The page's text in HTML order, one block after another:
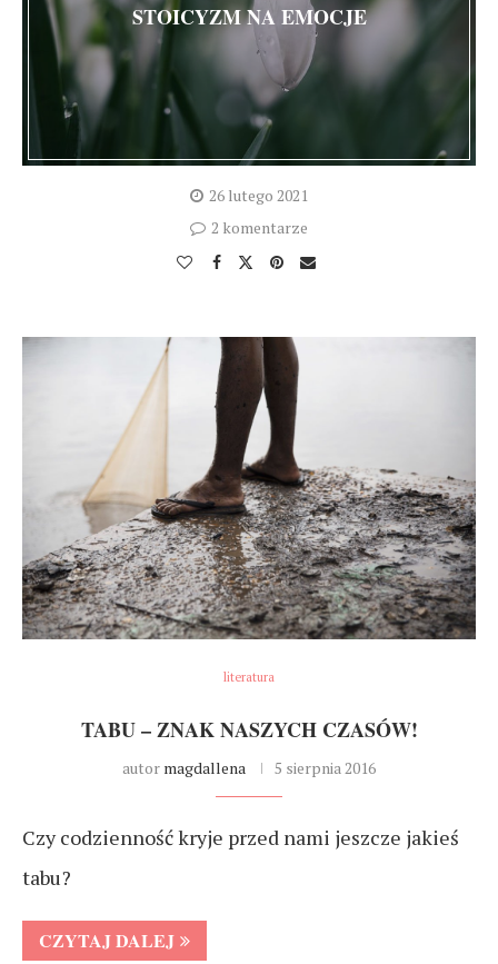
STOICYZM NA EMOCJE
26 lutego 2021
2 komentarze
literatura
TABU – ZNAK NASZYCH CZASÓW!
autor magdallena 5 sierpnia 2016
Czy codzienność kryje przed nami jeszcze jakieś
tabu?
CZYTAJ DALEJ